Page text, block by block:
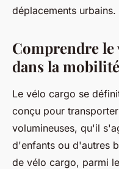
déplacements urbains.
Comprendre le
dans la
Le vélo cargo se
conçu pour
volumineuses, qu'il
d'enfants ou d'autres
de vélo cargo, parmi